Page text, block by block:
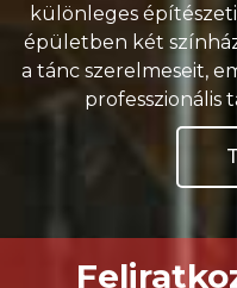
különleges
épületben két
a tánc szerelmeseit,
professzionális